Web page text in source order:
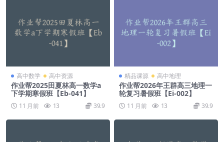
高中数学 高中资源
作业帮2025田夏林高一数学a
下学期寒假班【Eb-041】
11 月前 13 39.9
精品课源 高中地理
作业帮2026年王群高三地理一
轮复习暑假班【Ei-002】
11 月前 13 39.9